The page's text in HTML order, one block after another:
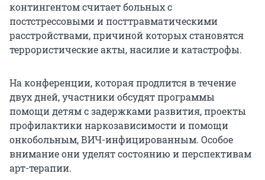
контингентом считает больных с
постстрессовыми и посттравматическими
расстройствами, причиной которых становятся
террористические акты, насилие и катастрофы.
На конференции, которая продлится в течение
двух дней, участники обсудят программы
помощи детям с задержками развития, проекты
профилактики наркозависимости и помощи
онкобольным, ВИЧ-инфицированным. Особое
внимание они уделят состоянию и перспективам
арт-терапии.